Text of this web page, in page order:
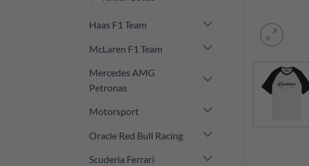
Haas F1 Team
McLaren F1 Team
Mercedes AMG
Petronas
Motorsport
Oracle Red Bull Racing
Scuderia Ferrari